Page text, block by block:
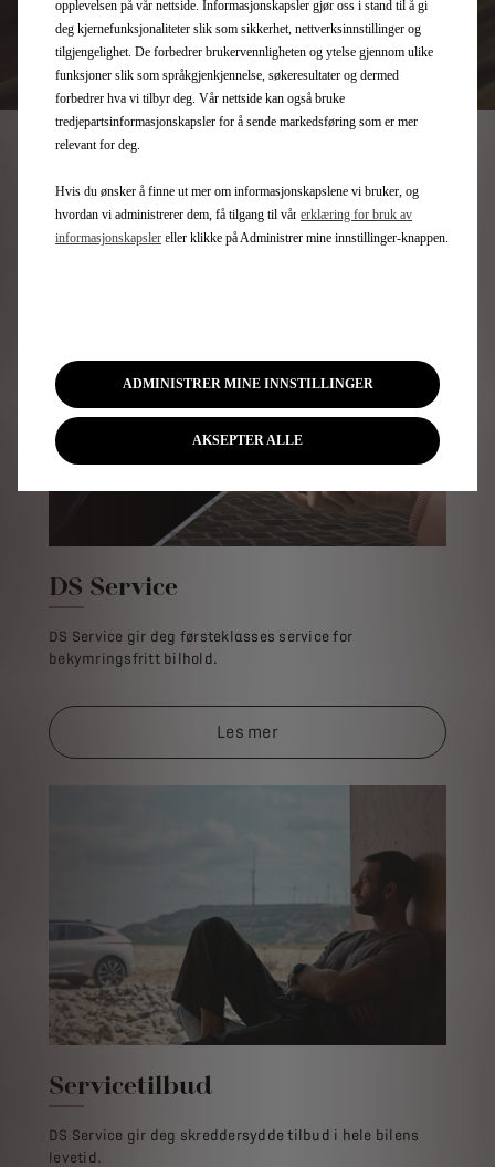
SKREDDERSYDDE
TJENESTER
DS Service
DS Service gir deg førsteklasses service for
bekymringsfritt bilhold.
Les mer
Servicetilbud
DS Service gir deg skreddersydde tilbud i hele bilens
levetid.
opplevelsen på vår nettside. Informasjonskapsler gjør oss i stand til å gi
deg kjernefunksjonaliteter slik som sikkerhet, nettverksinnstillinger og
tilgjengelighet. De forbedrer brukervennligheten og ytelse gjennom ulike
funksjoner slik som språkgjenkjennelse, søkeresultater og dermed
forbedrer hva vi tilbyr deg. Vår nettside kan også bruke
tredjepartsinformasjonskapsler for å sende markedsføring som er mer
relevant for deg.
Hvis du ønsker å finne ut mer om informasjonskapslene vi bruker, og
hvordan vi administrerer dem, få tilgang til vår erklæring for bruk av
informasjonskapsler eller klikke på Administrer mine innstillinger-knappen.
ADMINISTRER MINE INNSTILLINGER
AKSEPTER ALLE